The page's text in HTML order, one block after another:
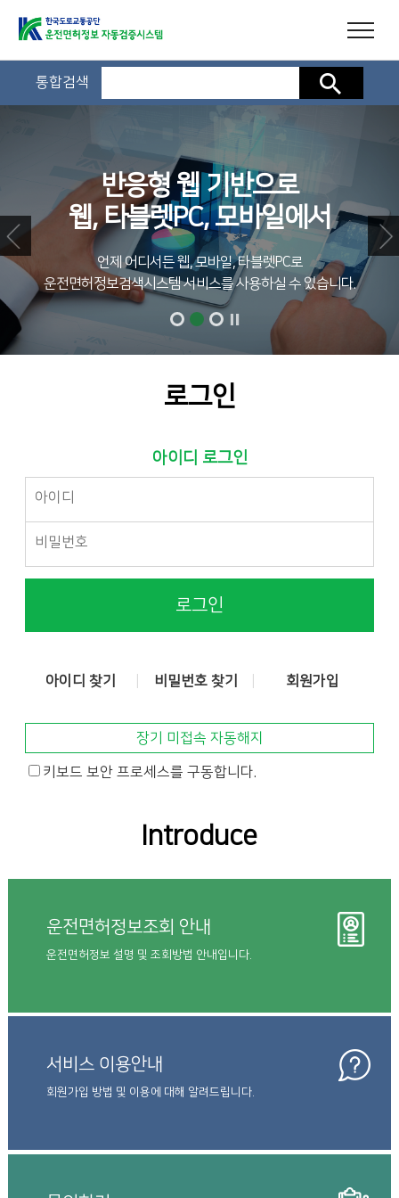
통합검색 검색
반응형 웹 기반으로
웹, 타블렛PC, 모바일에서
언제 어디서든 웹, 모바일, 타블렛PC로
운전면허정보검색시스템 서비스를 사용하실 수 있습니다.
로그인
아이디 로그인
로그인
아이디 찾기 비밀번호 찾기 회원가입
장기 미접속 자동해지
키보드 보안 프로세스를 구동합니다.
Introduce
운전면허정보조회 안내
운전면허정보 설명 및 조회방법 안내입니다.
서비스 이용안내
회원가입 방법 및 이용에 대해 알려드립니다.